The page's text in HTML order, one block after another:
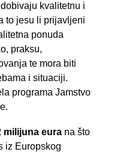
kvalitetnu i
to jesu li prijavljeni
ponuda
praksu,
te mora biti
i situaciji.
programa Jamstvo
milijuna eura na što
iz Europskog